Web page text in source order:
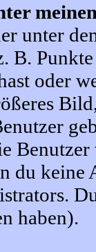
unter
B.
oder
du keine
haben).